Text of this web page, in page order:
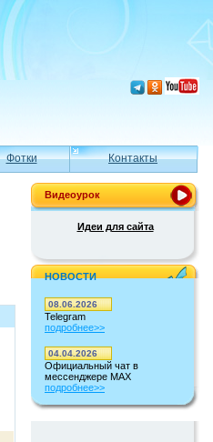
Фотки Контакты
Видеоурок
Идеи для сайта
НОВОСТИ
08.06.2026
Telegram
подробнее>>
04.04.2026
Официальный чат в
мессенджере MAX
подробнее>>